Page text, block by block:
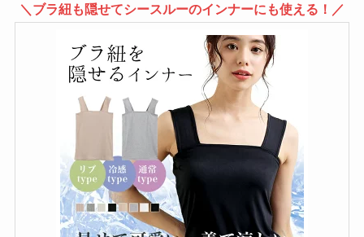
＼ブラ紐も隠せてシースルーのインナーにも使える！／